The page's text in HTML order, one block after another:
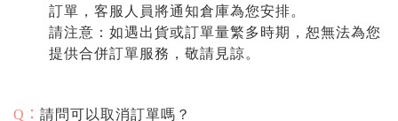
訂單，客服人員將通知倉庫為您安排。
請注意：如遇出貨或訂單量繁多時期，恕無法為您
提供合併訂單服務，敬請見諒。
Q ： 請問可以取消訂單嗎？